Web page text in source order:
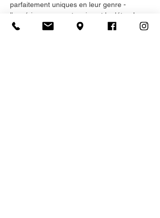
parfaitement uniques en leur genre -
l'expérience en vaut vraiment le détour!